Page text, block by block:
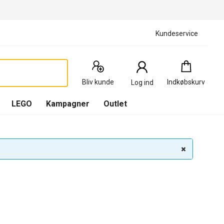
Kundeservice
Bliv kunde Log ind Indkøbskurv
Indkøbskurv
0
Produkter
LEGO Kampagner Outlet